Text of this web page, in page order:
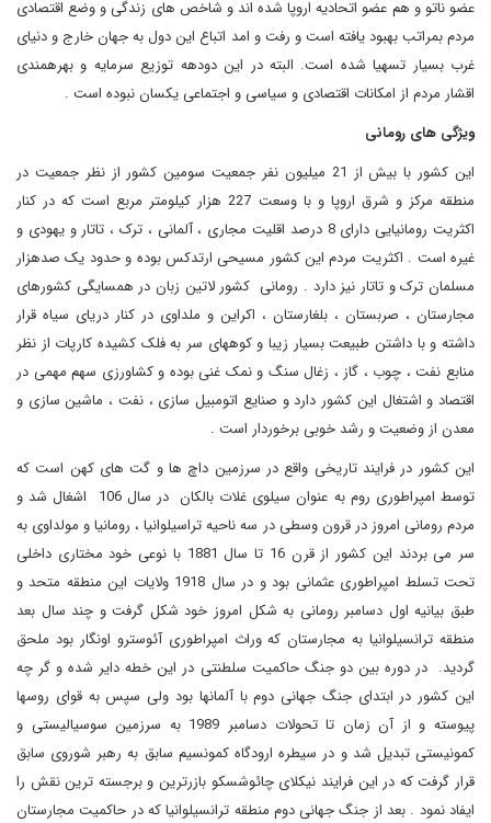
عضو ناتو و هم عضو اتحادیه اروپا شده اند و شاخص های زندگی و وضع اقتصادی
مردم بمراتب بهبود یافته است و رفت و امد اتباع این دول به جهان خارج و دنیای
غرب بسیار تسهیا شده است. البته در این دودهه توزیع سرمایه و بهرهمندی
اقشار مردم از امکانات اقتصادی و سیاسی و اجتماعی یکسان نبوده است .
ویژگی های رومانی
این کشور با بیش از 21 میلیون نفر جمعیت سومین کشور از نظر جمعیت در
منطقه مرکز و شرق اروپا و با وسعت 227 هزار کیلومتر مربع است که در کنار
اکثریت رومانیایی دارای 8 درصد اقلیت مجاری ، آلمانی ، ترک ، تاتار و یهودی و
غیره است . اکثریت مردم این کشور مسیحی ارتدکس بوده و حدود یک صدهزار
مسلمان ترک و تاتار نیز دارد . رومانی کشور لاتین زبان در همسایگی کشورهای
مجارستان ، صربستان ، بلغارستان ، اکراین و ملداوی در کنار دریای سیاه قرار
داشته و با داشتن طبیعت بسیار زیبا و کوههای سر به فلک کشیده کارپات از نظر
منابع نفت ، چوب ، گاز ، زغال سنگ و نمک غنی بوده و کشاورزی سهم مهمی در
اقتصاد و اشتغال این کشور دارد و صنایع اتومبیل سازی ، نفت ، ماشین سازی و
معدن از وضعیت و رشد خوبی برخوردار است .
این کشور در فرایند تاریخی واقع در سرزمین داچ ها و گت های کهن است که
توسط امپراطوری روم به عنوان سیلوی غلات بالکان در سال 106 اشغال شد و
مردم رومانی امروز در قرون وسطی در سه ناحیه تراسیلوانیا ، رومانیا و مولداوی به
سر می بردند این کشور از قرن 16 تا سال 1881 با نوعی خود مختاری داخلی
تحت تسلط امپراطوری عثمانی بود و در سال 1918 ولایات این منطقه متحد و
طبق بیانیه اول دسامبر رومانی به شکل امروز خود شکل گرفت و چند سال بعد
منطقه ترانسیلوانیا به مجارستان که وراث امپراطوری آئوسترو اونگار بود ملحق
گردید. در دوره بین دو جنگ حاکمیت سلطنتی در این خطه دایر شده و گر چه
این کشور در ابتدای جنگ جهانی دوم با آلمانها بود ولی سپس به قوای روسها
پیوسته و از آن زمان تا تحولات دسامبر 1989 به سرزمین سوسیالیستی و
کمونیستی تبدیل شد و در سیطره ارودگاه کمونسیم سابق به رهبر شوروی سابق
قرار گرفت که در این فرایند نیکلای چائوشسکو بازرترین و برجسته ترین نقش را
ایفاد نمود . بعد از جنگ جهانی دوم منطقه ترانسیلوانیا که در حاکمیت مجارستان